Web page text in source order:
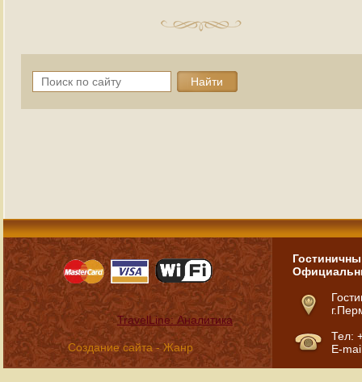
TravelLine: Аналитика
Создание сайта-Жанр
Тел:
E-